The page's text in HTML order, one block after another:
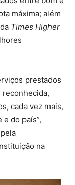
máxima; além
da Times Higher
prestados
cada vez mais,
do país”,
na